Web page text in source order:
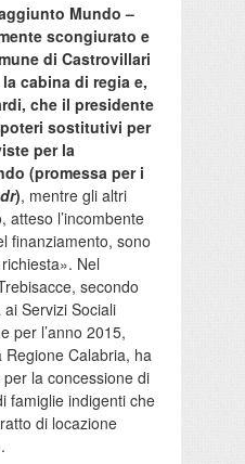
Mundo –
scongiurato e
di Castrovillari
cabina di regia e,
che il presidente
sostitutivi per
per la
(promessa per i
), mentre gli altri
atteso l’incombente
finanziamento, sono
Nel
secondo
Servizi Sociali
per l’anno 2015,
Calabria, ha
per la concessione di
famiglie indigenti che
di locazione